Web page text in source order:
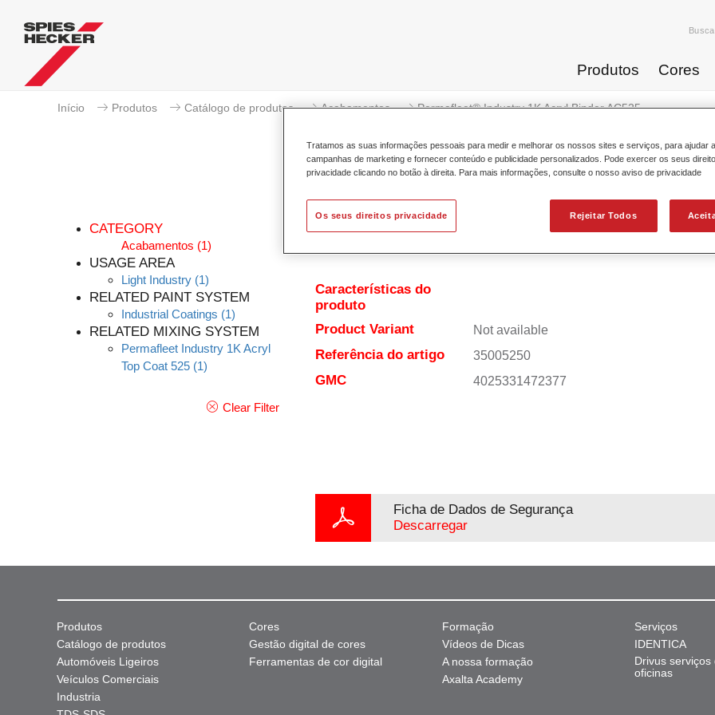
Produtos Cores
Início Produtos Catálogo de produtos Acabamentos Permafleet® Industry 1K Acryl Binder AC525
CATEGORY
Acabamentos (1)
USAGE AREA
Light Industry (1)
RELATED PAINT SYSTEM
Industrial Coatings (1)
RELATED MIXING SYSTEM
Permafleet Industry 1K Acryl
Top Coat 525 (1)
Clear Filter
Permafleet® Industry 1K
Características do
produto
Product Variant
Not available
Referência do artigo 35005250
GMC 4025331472377
Ficha de Dados de Segurança
Descarregar
Produtos
Catálogo de produtos
Automóveis Ligeiros
Veículos Comerciais
Industria
Cores
Gestão digital de cores
Ferramentas de cor digital
Formação
Vídeos de Dicas
A nossa formação
Axalta Academy
Serviços
IDENTICA
Drivus
oficinas
Tratamos as suas informações pessoais para medir e melhorar os nossos sites e serviços, para ajudar
campanhas de marketing e fornecer conteúdo e publicidade personalizados. Pode exercer os seus
privacidade clicando no botão à direita. Para mais informações, consulte o nosso aviso de privacidade
Rejeitar Todos
Os seus direitos privacidade